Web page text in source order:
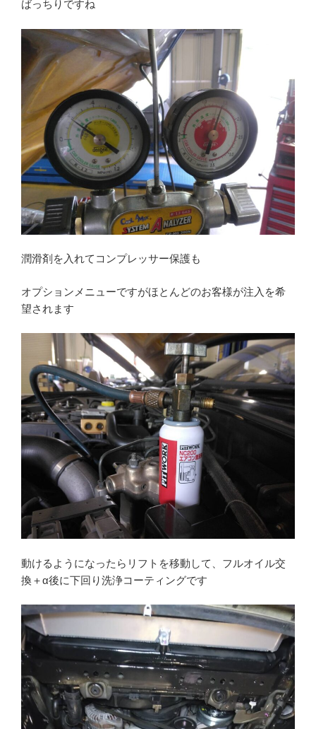
ばっちりですね
潤滑剤を入れてコンプレッサー保護も
オプションメニューですがほとんどのお客様が注入を希
望されます
動けるようになったらリフトを移動して、フルオイル交
換＋α後に下回り洗浄コーティングです